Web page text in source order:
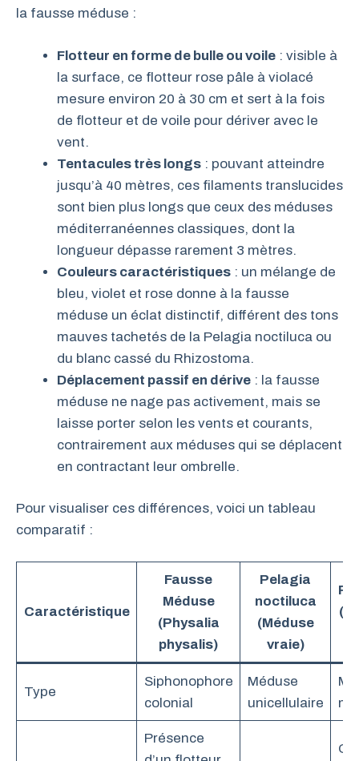
la fausse méduse :
Flotteur en forme de bulle ou voile : visible à
la surface, ce flotteur rose pâle à violacé
mesure environ 20 à 30 cm et sert à la fois
de flotteur et de voile pour dériver avec le
vent.
Tentacules très longs : pouvant atteindre
jusqu’à 40 mètres, ces filaments translucides
sont bien plus longs que ceux des méduses
méditerranéennes classiques, dont la
longueur dépasse rarement 3 mètres.
Couleurs caractéristiques : un mélange de
bleu, violet et rose donne à la fausse
méduse un éclat distinctif, différent des tons
mauves tachetés de la Pelagia noctiluca ou
du blanc cassé du Rhizostoma.
Déplacement passif en dérive : la fausse
méduse ne nage pas activement, mais se
laisse porter selon les vents et courants,
contrairement aux méduses qui se déplacent
en contractant leur ombrelle.
Pour visualiser ces différences, voici un tableau
comparatif :
Caractéristique
Fausse
Méduse
(Physalia
physalis)
Pelagia
noctiluca
(Méduse
vraie)
Type
Siphonophore
colonial
Méduse
unicellulaire
Présence